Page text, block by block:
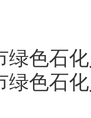
石化
色石化